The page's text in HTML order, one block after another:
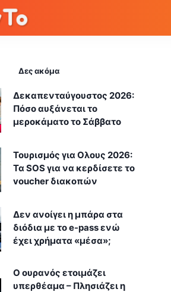
Δες ακόμα
Δεκαπενταύγουστος 2026:
Πόσο αυξάνεται το
μεροκάματο το Σάββατο
Τουρισμός για Ολους 2026:
Τα SOS για να κερδίσετε το
voucher διακοπών
Δεν ανοίγει η μπάρα στα
διόδια με το e-pass ενώ
έχει χρήματα «μέσα»;
Ο ουρανός ετοιμάζει
υπερθέαμα – Πλησιάζει η